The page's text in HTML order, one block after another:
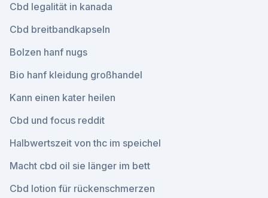
Cbd legalität in kanada
Cbd breitbandkapseln
Bolzen hanf nugs
Bio hanf kleidung großhandel
Kann einen kater heilen
Cbd und focus reddit
Halbwertszeit von thc im speichel
Macht cbd oil sie länger im bett
Cbd lotion für rückenschmerzen